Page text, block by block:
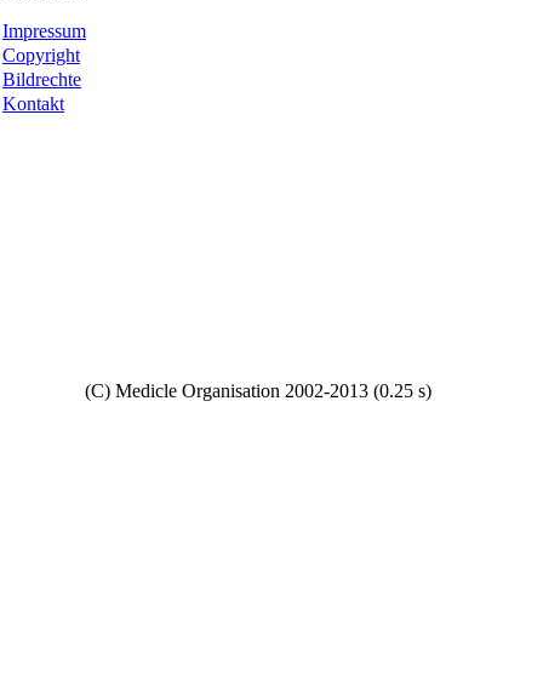
Impressum
Copyright
Bildrechte
Kontakt
(C) Medicle Organisation 2002-2013 (0.25 s)